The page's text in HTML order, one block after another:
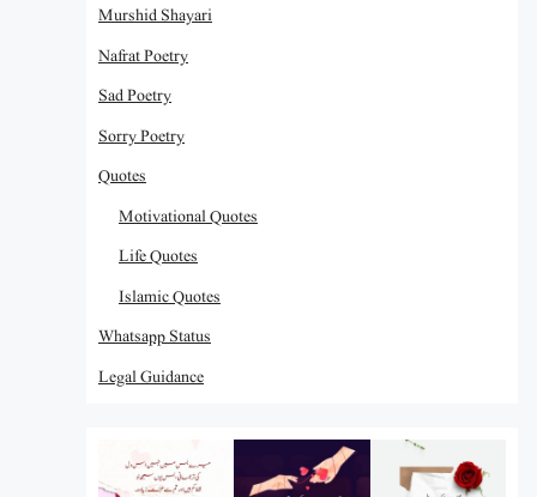
Murshid Shayari
Nafrat Poetry
Sad Poetry
Sorry Poetry
Quotes
Motivational Quotes
Life Quotes
Islamic Quotes
Whatsapp Status
Legal Guidance